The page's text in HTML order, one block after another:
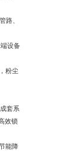
路、
设备
粉尘
套系
效锁
能降